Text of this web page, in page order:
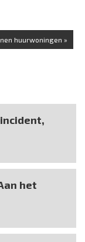
huurwoningen »
het